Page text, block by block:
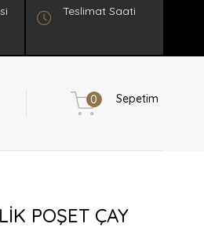
Teslimat Saati
Sepetim
0
POŞET ÇAY